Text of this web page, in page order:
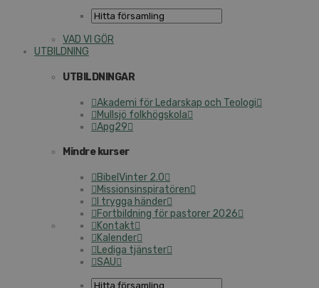
VAD VI GÖR
UTBILDNING
UTBILDNINGAR
Akademi för Ledarskap och Teologi
Mullsjö folkhögskola
Apg29
Mindre kurser
BibelVinter 2.0
Missionsinspiratören
I trygga händer
Fortbildning för pastorer 2026
Kontakt
Kalender
Lediga tjänster
SAU